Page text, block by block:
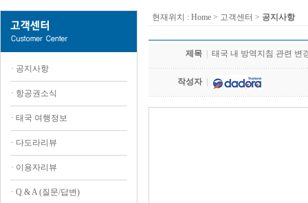
· 공지사항
· 항공권소식
· 태국 여행정보
· 다도라리뷰
· 이용자리뷰
· Q & A (질문/답변)
현재위치 : Home > 고객센터 > 공지사항
제목 태국 내 방역지침 관련 변
작성자